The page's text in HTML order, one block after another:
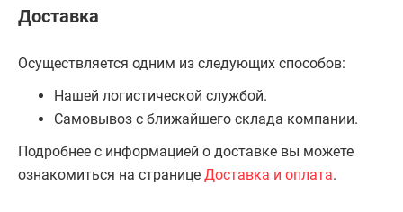
Доставка
Осуществляется одним из следующих способов:
Нашей логистической службой.
Самовывоз с ближайшего склада компании.
Подробнее с информацией о доставке вы можете
ознакомиться на странице Доставка и оплата.